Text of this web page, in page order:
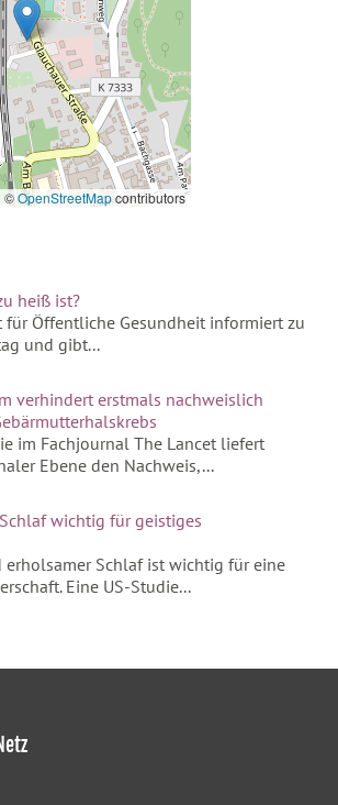
©OpenStreetMapcontributors
heiß ist?
für Öffentliche Gesundheit informiert zu
und gibt...
verhindert erstmals nachweislich
im Fachjournal The Lancet liefert
Ebene den Nachweis,...
wichtig für geistiges
erholsamer Schlaf ist wichtig für eine
Eine US-Studie...